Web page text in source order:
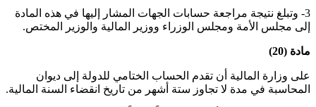
3- وتبلغ نتيجة مراجعة حسابات الجهات المشار إليها في هذه المادة
إلى مجلس الأمة ومجلس الوزراء ووزير المالية والوزير المختص.
مادة (20)
على وزارة المالية أن تقدم الحساب الختامي للدولة إلى ديوان
المحاسبة في مدة لا تجاوز ستة أشهر من تاريخ انقضاء السنة المالية.